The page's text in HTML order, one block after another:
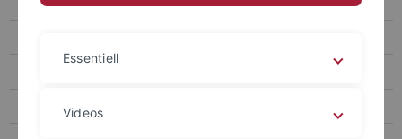
SS 2026
Essentiell
Videos